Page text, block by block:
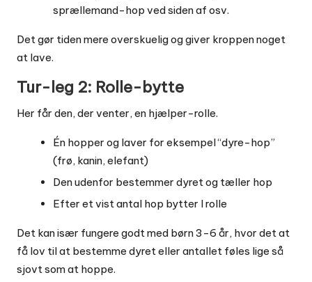
sprællemand-hop ved siden af osv.
Det gør tiden mere overskuelig og giver kroppen noget
at lave.
Tur-leg 2: Rolle-bytte
Her får den, der venter, en hjælper-rolle.
Én hopper og laver for eksempel “dyre-hop”
(frø, kanin, elefant)
Den udenfor bestemmer dyret og tæller hop
Efter et vist antal hop bytter I rolle
Det kan især fungere godt med børn 3-6 år, hvor det at
få lov til at bestemme dyret eller antallet føles lige så
sjovt som at hoppe.